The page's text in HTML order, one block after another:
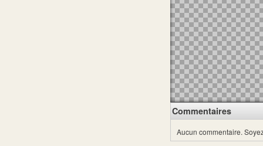
Commentaires
Aucun commentaire.